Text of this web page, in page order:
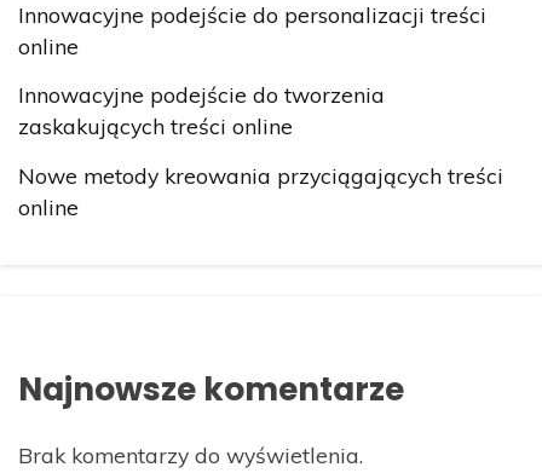
Innowacyjne podejście do personalizacji treści
online
Innowacyjne podejście do tworzenia
zaskakujących treści online
Nowe metody kreowania przyciągających treści
online
Najnowsze komentarze
Brak komentarzy do wyświetlenia.